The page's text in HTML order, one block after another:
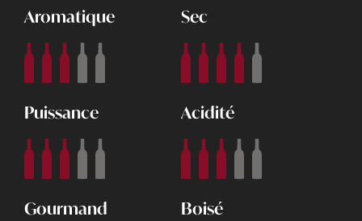
Aromatique Sec
Puissance Acidité
Gourmand Boisé